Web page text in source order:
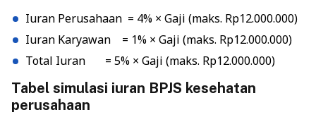
Iuran Perusahaan = 4% × Gaji (maks. Rp12.000.000)
Iuran Karyawan = 1% × Gaji (maks. Rp12.000.000)
Total Iuran = 5% × Gaji (maks. Rp12.000.000)
Tabel simulasi iuran BPJS kesehatan
perusahaan